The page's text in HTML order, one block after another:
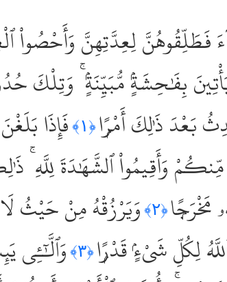
فَطَلِّقُوهُنَّ لِعِدَّتِهِنَّ وَأَحْصُواْ
بِفَٰحِشَةٍۢ مُّبَيِّنَةٍۢ ۚ وَتِلْكَ
بَعْدَ ذَٰلِكَ أَمْرًۭا﴿١﴾
فَإِذَا
وَأَقِيمُواْ ٱلشَّهَٰدَةَ لِلَّهِ
مَخْرَجًۭا﴿٢﴾
وَيَرْزُقْهُ مِنْ حَيْثُ
لِكُلِّ شَىْءٍۢ قَدْرًۭا ﴿٣﴾
وَٱلَّٰٓـِٔى